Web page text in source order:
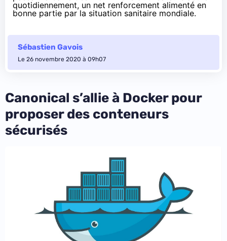
quotidiennement, un net renforcement alimenté en
bonne partie par la situation sanitaire mondiale.
Sébastien Gavois
Le 26 novembre 2020 à 09h07
Canonical s’allie à Docker pour
proposer des conteneurs
sécurisés